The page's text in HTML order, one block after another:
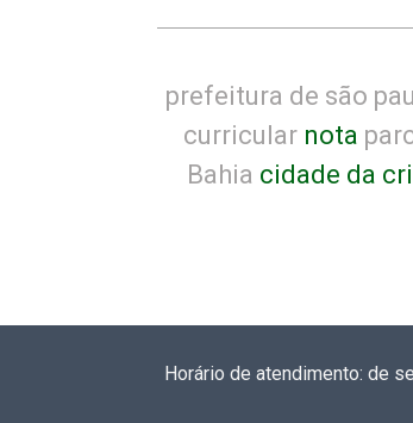
prefeitura de são
curricularnota
Bahia cidade da
Horário de atendimento: de